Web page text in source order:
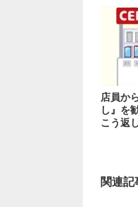
店員か
し』を
こう返
関連記